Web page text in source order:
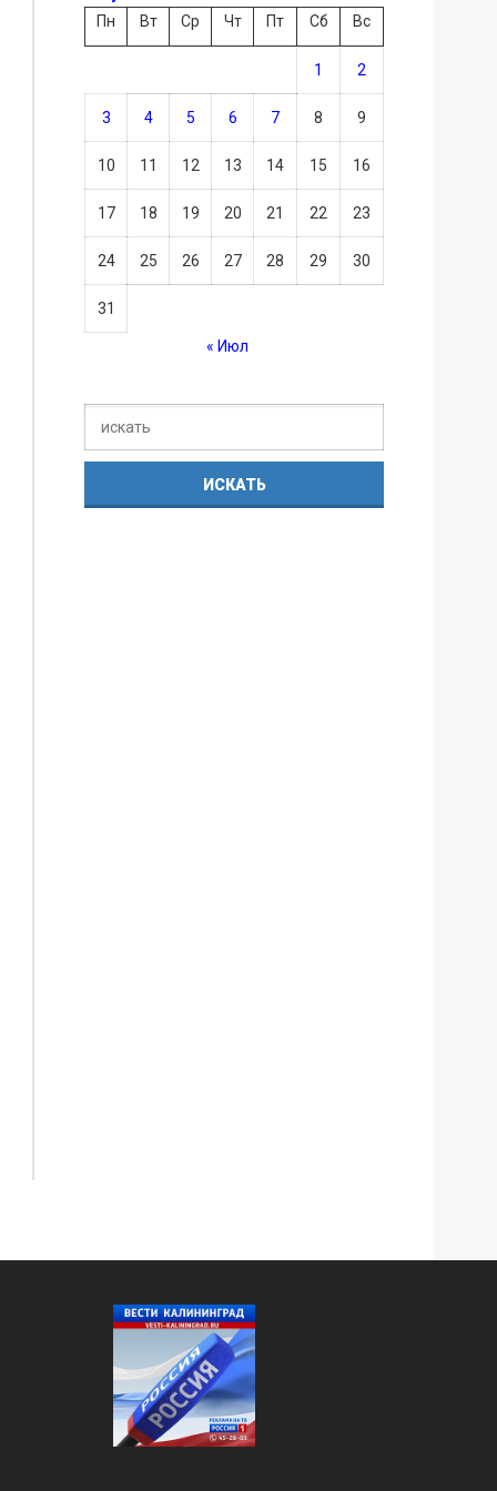
Пн
Вт Ср Чт Пт Сб Вс
1 2
3 4 5 6 7 8 9
10 11 12 13 14 15 16
17 18 19 20 21 22 23
24 25 26 27 28 29 30
31
« Июл